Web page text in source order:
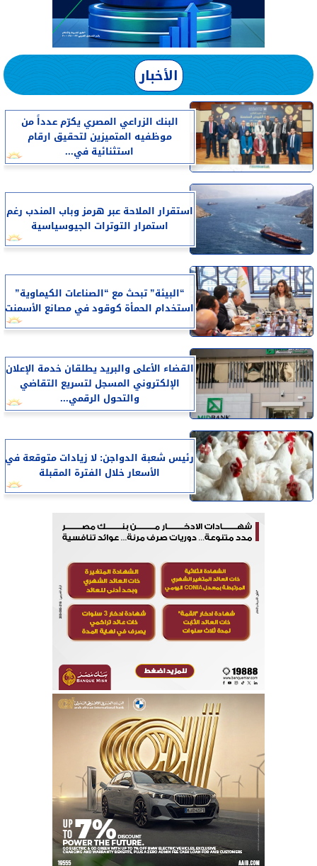
الأخبار
البنك الزراعي المصري يكرّم عدداً من
موظفيه المتميزين لتحقيق ارقام
استثنائية في...
استقرار الملاحة عبر هرمز وباب المندب رغم
استمرار التوترات الجيوسياسية
“البيئة” تبحث مع “الصناعات الكيماوية”
استخدام الحمأة كوقود في مصانع الأسمنت
القضاء الأعلى والبريد يطلقان خدمة الإعلان
الإلكتروني المسجل لتسريع التقاضي
والتحول الرقمي...
رئيس شعبة الدواجن: لا زيادات متوقعة في
الأسعار خلال الفترة المقبلة